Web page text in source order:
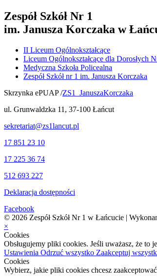
Zespół Szkół Nr 1
im. Janusza Korczaka w
II Liceum Ogólnokształcące
Liceum Ogólnokształcące dla Dorosłych
Medyczna Szkoła Policealna
Zespół Szkół nr 1 im. Janusza Korczaka
Skrzynka ePUAP /ZS1_JanuszaKorczaka
ul. Grunwaldzka 11, 37-100 Łańcut
sekretariat@zs1lancut.pl
17 851 23 10
17 225 36 74
512 693 227
Deklaracja dostępności
Facebook
© 2026 Zespół Szkół Nr 1 w Łańcucie |
×
Cookies
Obsługujemy pliki cookies. Jeśli uważasz, że
Ustawienia Odrzuć wszystko Zaakceptuj
Cookies
Wybierz, jakie pliki cookies chcesz